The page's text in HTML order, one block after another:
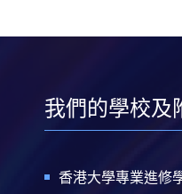
我們的學校及
香港大學專業進修